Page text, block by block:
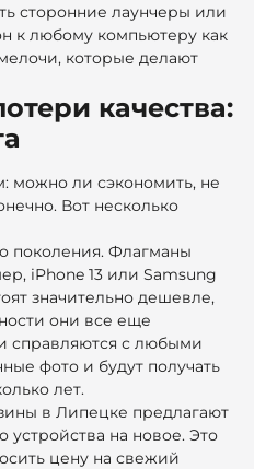
сторонние лаунчеры или
к любому компьютеру как
которые делают
качества:
можно ли сэкономить, не
Вот несколько
поколения. Флагманы
iPhone 13 или Samsung
значительно дешевле,
они все еще
справляются с любыми
фото и будут получать
лет.
в Липецке предлагают
устройства на новое. Это
цену на свежий